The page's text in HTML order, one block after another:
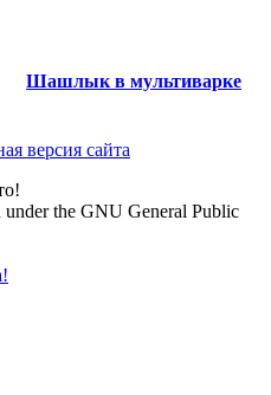
Шашлык в мультиварке
версия сайта
under the GNU General Public